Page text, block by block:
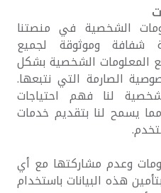
الشخصية في منصتنا
شفافة وموثوقة لجميع
المعلومات الشخصية بشكل
الصارمة التي نتبعها.
لنا فهم احتياجات
يسمح لنا بتقديم خدمات
وعدم مشاركتها مع أي
هذه البيانات باستخدام